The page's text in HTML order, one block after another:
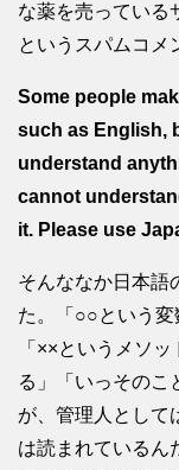
な薬を売っている
というスパムコメ
Some people
such as English,
understand
cannot
it. Please use
そんななか日本語
た。「○○という変
「××というメソ
る」「いっそのこ
が、管理人として
は読まれているん